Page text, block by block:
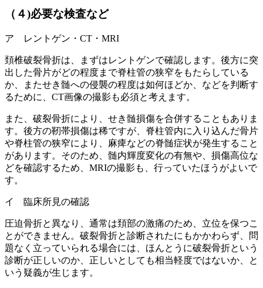
（４)必要な検査など
ア レントゲン・CT・MRI
頚椎破裂骨折は、まずはレントゲンで確認します。後方に突
出した骨片がどの程度まで脊柱管の狭窄をもたらしている
か、またせき髄への侵襲の程度は如何ほどか、などを判断す
るために、CT画像の撮影も必須と考えます。
また、破裂骨折により、せき髄損傷を合併することもありま
す。後方の靭帯損傷は稀ですが、脊柱管内に入り込んだ骨片
や脊柱管の狭窄により、麻痺などの脊髄症状が発生すること
があります。そのため、髄内輝度変化の有無や、損傷高位な
どを確認するため、MRIの撮影も、行っていたほうがよいで
す。
イ 臨床所見の確認
圧迫骨折と異なり、通常は頚部の激痛のため、立位を保つこ
とができません。破裂骨折と診断されたにもかかわらず、問
題なく立っていられる場合には、ほんとうに破裂骨折という
診断が正しいのか、正しいとしても相当軽度ではないか、と
いう疑義が生じます。